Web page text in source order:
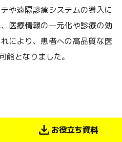
や遠隔診療システムの導入に
医療情報の一元化や診療の効
により、患者への高品質な医
能となりました。
download お役立ち資料